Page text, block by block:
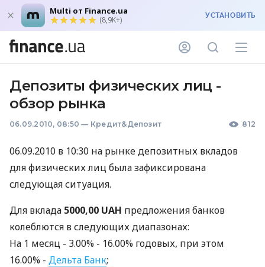
Multi от Finance.ua
(8,9K+) УСТАНОВИТЬ
Депозиты физических лиц -
обзор рынка
06.09.2010, 08:50 — Кредит&Депозит 812
06.09.2010 в 10:30 на рынке депозитных вкладов
для физических лиц была зафиксирована
следующая ситуация.
Для вклада 5000,00 UAH предложения банков
колеблются в следующих диапазонах:
На 1 месяц - 3.00% - 16.00% годовых, при этом
16.00% - Дельта Банк;